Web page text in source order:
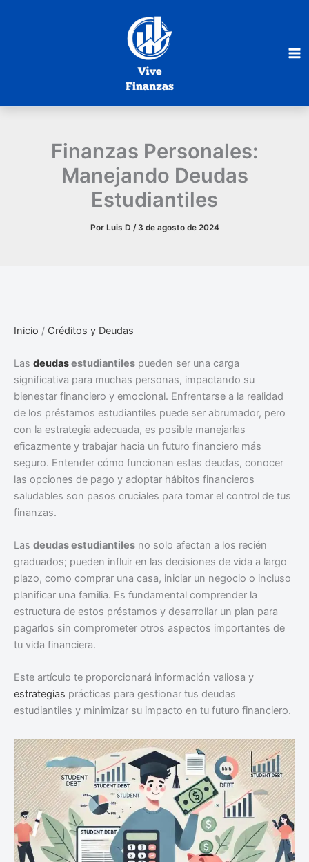
Finanzas Personales:
Manejando Deudas
Estudiantiles
Por Luis D / 3 de agosto de 2024
Inicio / Créditos y Deudas
Las deudasestudiantiles pueden ser una carga
significativa para muchas personas, impactando su
bienestar financiero y emocional. Enfrentarse a la realidad
de los préstamos estudiantiles puede ser abrumador, pero
con la estrategia adecuada, es posible manejarlas
eficazmente y trabajar hacia un futuro financiero más
seguro. Entender cómo funcionan estas deudas, conocer
las opciones de pago y adoptar hábitos financieros
saludables son pasos cruciales para tomar el control de tus
finanzas.
Las deudas estudiantiles no solo afectan a los recién
graduados; pueden influir en las decisiones de vida a largo
plazo, como comprar una casa, iniciar un negocio o incluso
planificar una familia. Es fundamental comprender la
estructura de estos préstamos y desarrollar un plan para
pagarlos sin comprometer otros aspectos importantes de
tu vida financiera.
Este artículo te proporcionará información valiosa y
estrategias prácticas para gestionar tus deudas
estudiantiles y minimizar su impacto en tu futuro financiero.